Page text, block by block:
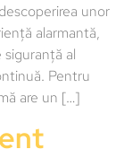
unor
alarmantă,
al
Pentru
are un […]